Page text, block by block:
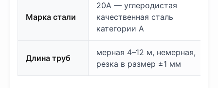
Марка стали
20А — углеродистая
качественная сталь
категории А
Длина труб
мерная 4–12 м, немерная,
резка в размер ±1 мм